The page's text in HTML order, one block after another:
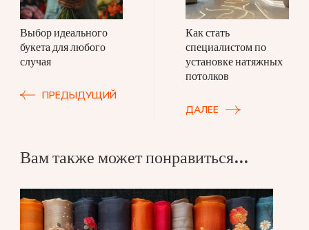
записям
Выбор идеального
букета для любого
случая
ПРЕДЫДУЩИЙ
Как стать
специалистом по
установке натяжных
потолков
ДАЛЕЕ
Вам также может понравиться...